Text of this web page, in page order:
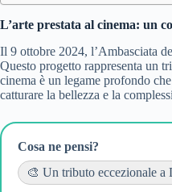
L’arte prestata al cinema: un
Il 9 ottobre 2024, l’Ambasciata
Questo progetto rappresenta un
cinema è un legame profondo
catturare la bellezza e la
Cosa ne pensi?
🎨 Un tributo eccezionale a